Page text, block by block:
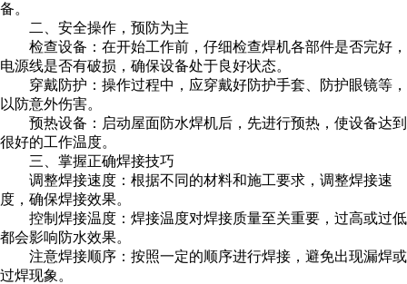
备。
二、安全操作，预防为主
检查设备：在开始工作前，仔细检查焊机各部件是否完好，
电源线是否有破损，确保设备处于良好状态。
穿戴防护：操作过程中，应穿戴好防护手套、防护眼镜等，
以防意外伤害。
预热设备：启动屋面防水焊机后，先进行预热，使设备达到
很好的工作温度。
三、掌握正确焊接技巧
调整焊接速度：根据不同的材料和施工要求，调整焊接速
度，确保焊接效果。
控制焊接温度：焊接温度对焊接质量至关重要，过高或过低
都会影响防水效果。
注意焊接顺序：按照一定的顺序进行焊接，避免出现漏焊或
过焊现象。